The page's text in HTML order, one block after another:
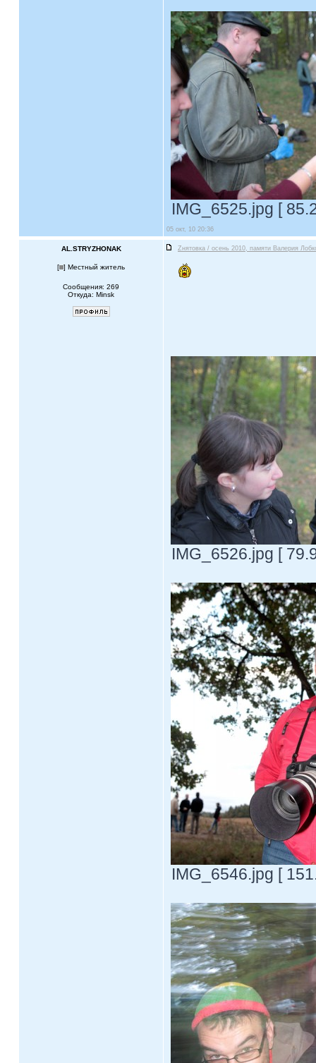
IMG_6525.jpg [
05 окт, 10 20:36
AL.STRYZHONAK Zнятовка / осень 2010, памяти Валерия
[ ] Местный житель
Сообщения: 269
Откуда: Minsk
IMG_6526.jpg [
IMG_6546.jpg [